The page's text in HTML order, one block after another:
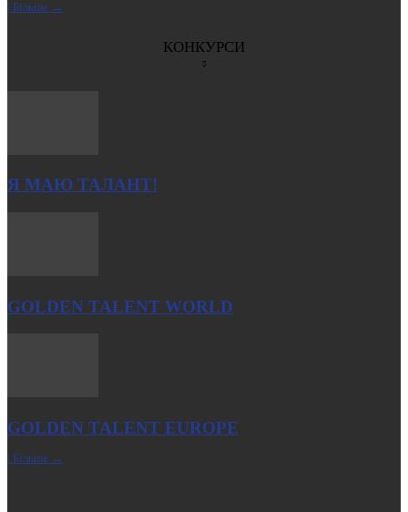
| Більше →
КОНКУРСИ
Я МАЮ ТАЛАНТ!
GOLDEN TALENT WORLD
GOLDEN TALENT EUROPE
| Більше →